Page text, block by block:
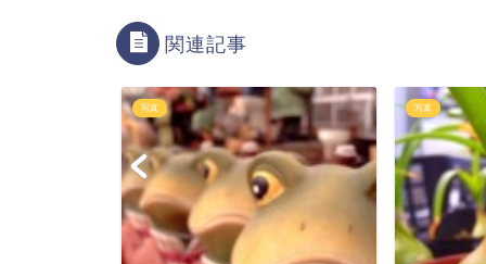
関連記事
写真 写真